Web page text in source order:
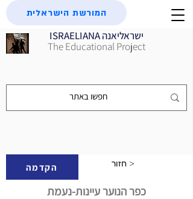
ISRAELIANA ישראליאנה
The Educational Project
המורשת הישראלית
הקדמה חזור >
כפר הנוער עיינות-נעמת